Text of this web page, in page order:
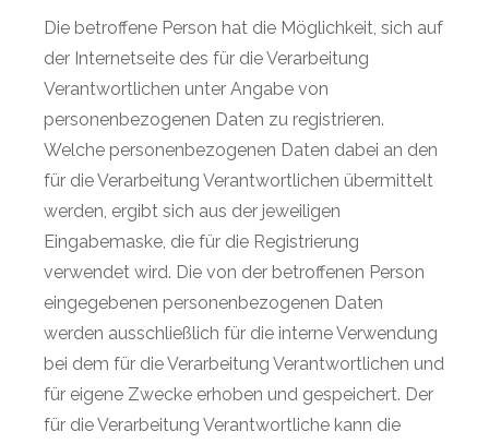
Die betroffene Person hat die Möglichkeit, sich auf
der Internetseite des für die Verarbeitung
Verantwortlichen unter Angabe von
personenbezogenen Daten zu registrieren.
Welche personenbezogenen Daten dabei an den
für die Verarbeitung Verantwortlichen übermittelt
werden, ergibt sich aus der jeweiligen
Eingabemaske, die für die Registrierung
verwendet wird. Die von der betroffenen Person
eingegebenen personenbezogenen Daten
werden ausschließlich für die interne Verwendung
bei dem für die Verarbeitung Verantwortlichen und
für eigene Zwecke erhoben und gespeichert. Der
für die Verarbeitung Verantwortliche kann die